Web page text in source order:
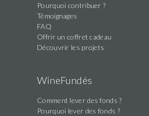
Pourquoi contribuer ?
Témoignages
FAQ
Offrir un coffret cadeau
Découvrir les projets
WineFundés
Comment lever des fonds ?
Pourquoi lever des fonds ?